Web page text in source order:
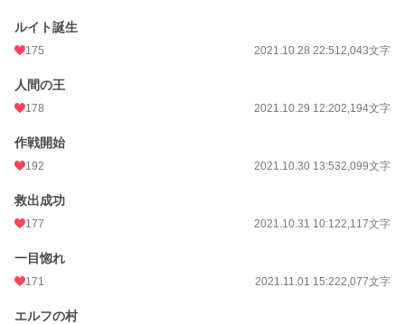
ルイト誕生
175 2021.10.28 22:512,043文字
人間の王
178 2021.10.29 12:202,194文字
作戦開始
192 2021.10.30 13:532,099文字
救出成功
177 2021.10.31 10:122,117文字
一目惚れ
171 2021.11.01 15:222,077文字
エルフの村